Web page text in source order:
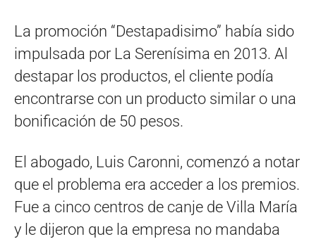
La promoción “Destapadisimo” había sido
impulsada por La Serenísima en 2013. Al
destapar los productos, el cliente podía
encontrarse con un producto similar o una
bonificación de 50 pesos.
El abogado, Luis Caronni, comenzó a notar
que el problema era acceder a los premios.
Fue a cinco centros de canje de Villa María
y le dijeron que la empresa no mandaba